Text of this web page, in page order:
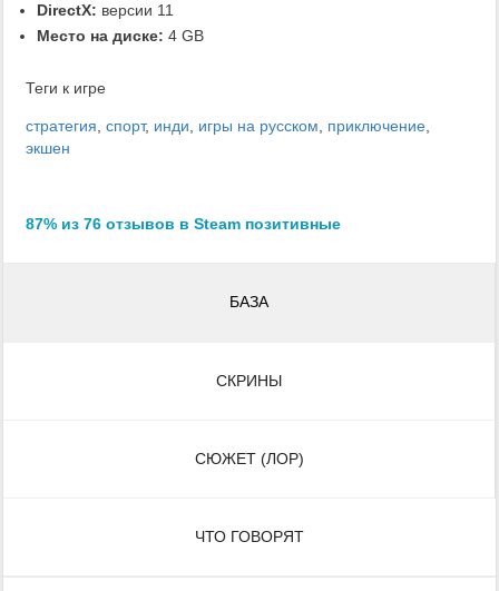
DirectX: версии 11
Место на диске: 4 GB
Теги к игре
стратегия, спорт, инди, игры на русском, приключение,
экшен
87% из 76 отзывов в Steam позитивные
БАЗА
СКРИНЫ
СЮЖЕТ (ЛОР)
ЧТО ГОВОРЯТ